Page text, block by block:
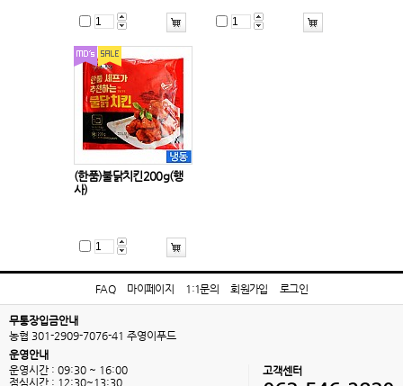
(한품)불닭치킨200g(행
사)
FAQ 마이페이지 1:1문의 회원가입 로그인
무통장입금안내
농협 301-2909-7076-41 주영이푸드
운영안내
운영시간 : 09:30 ~ 16:00
점심시간 : 12:30~13:30
고객센터